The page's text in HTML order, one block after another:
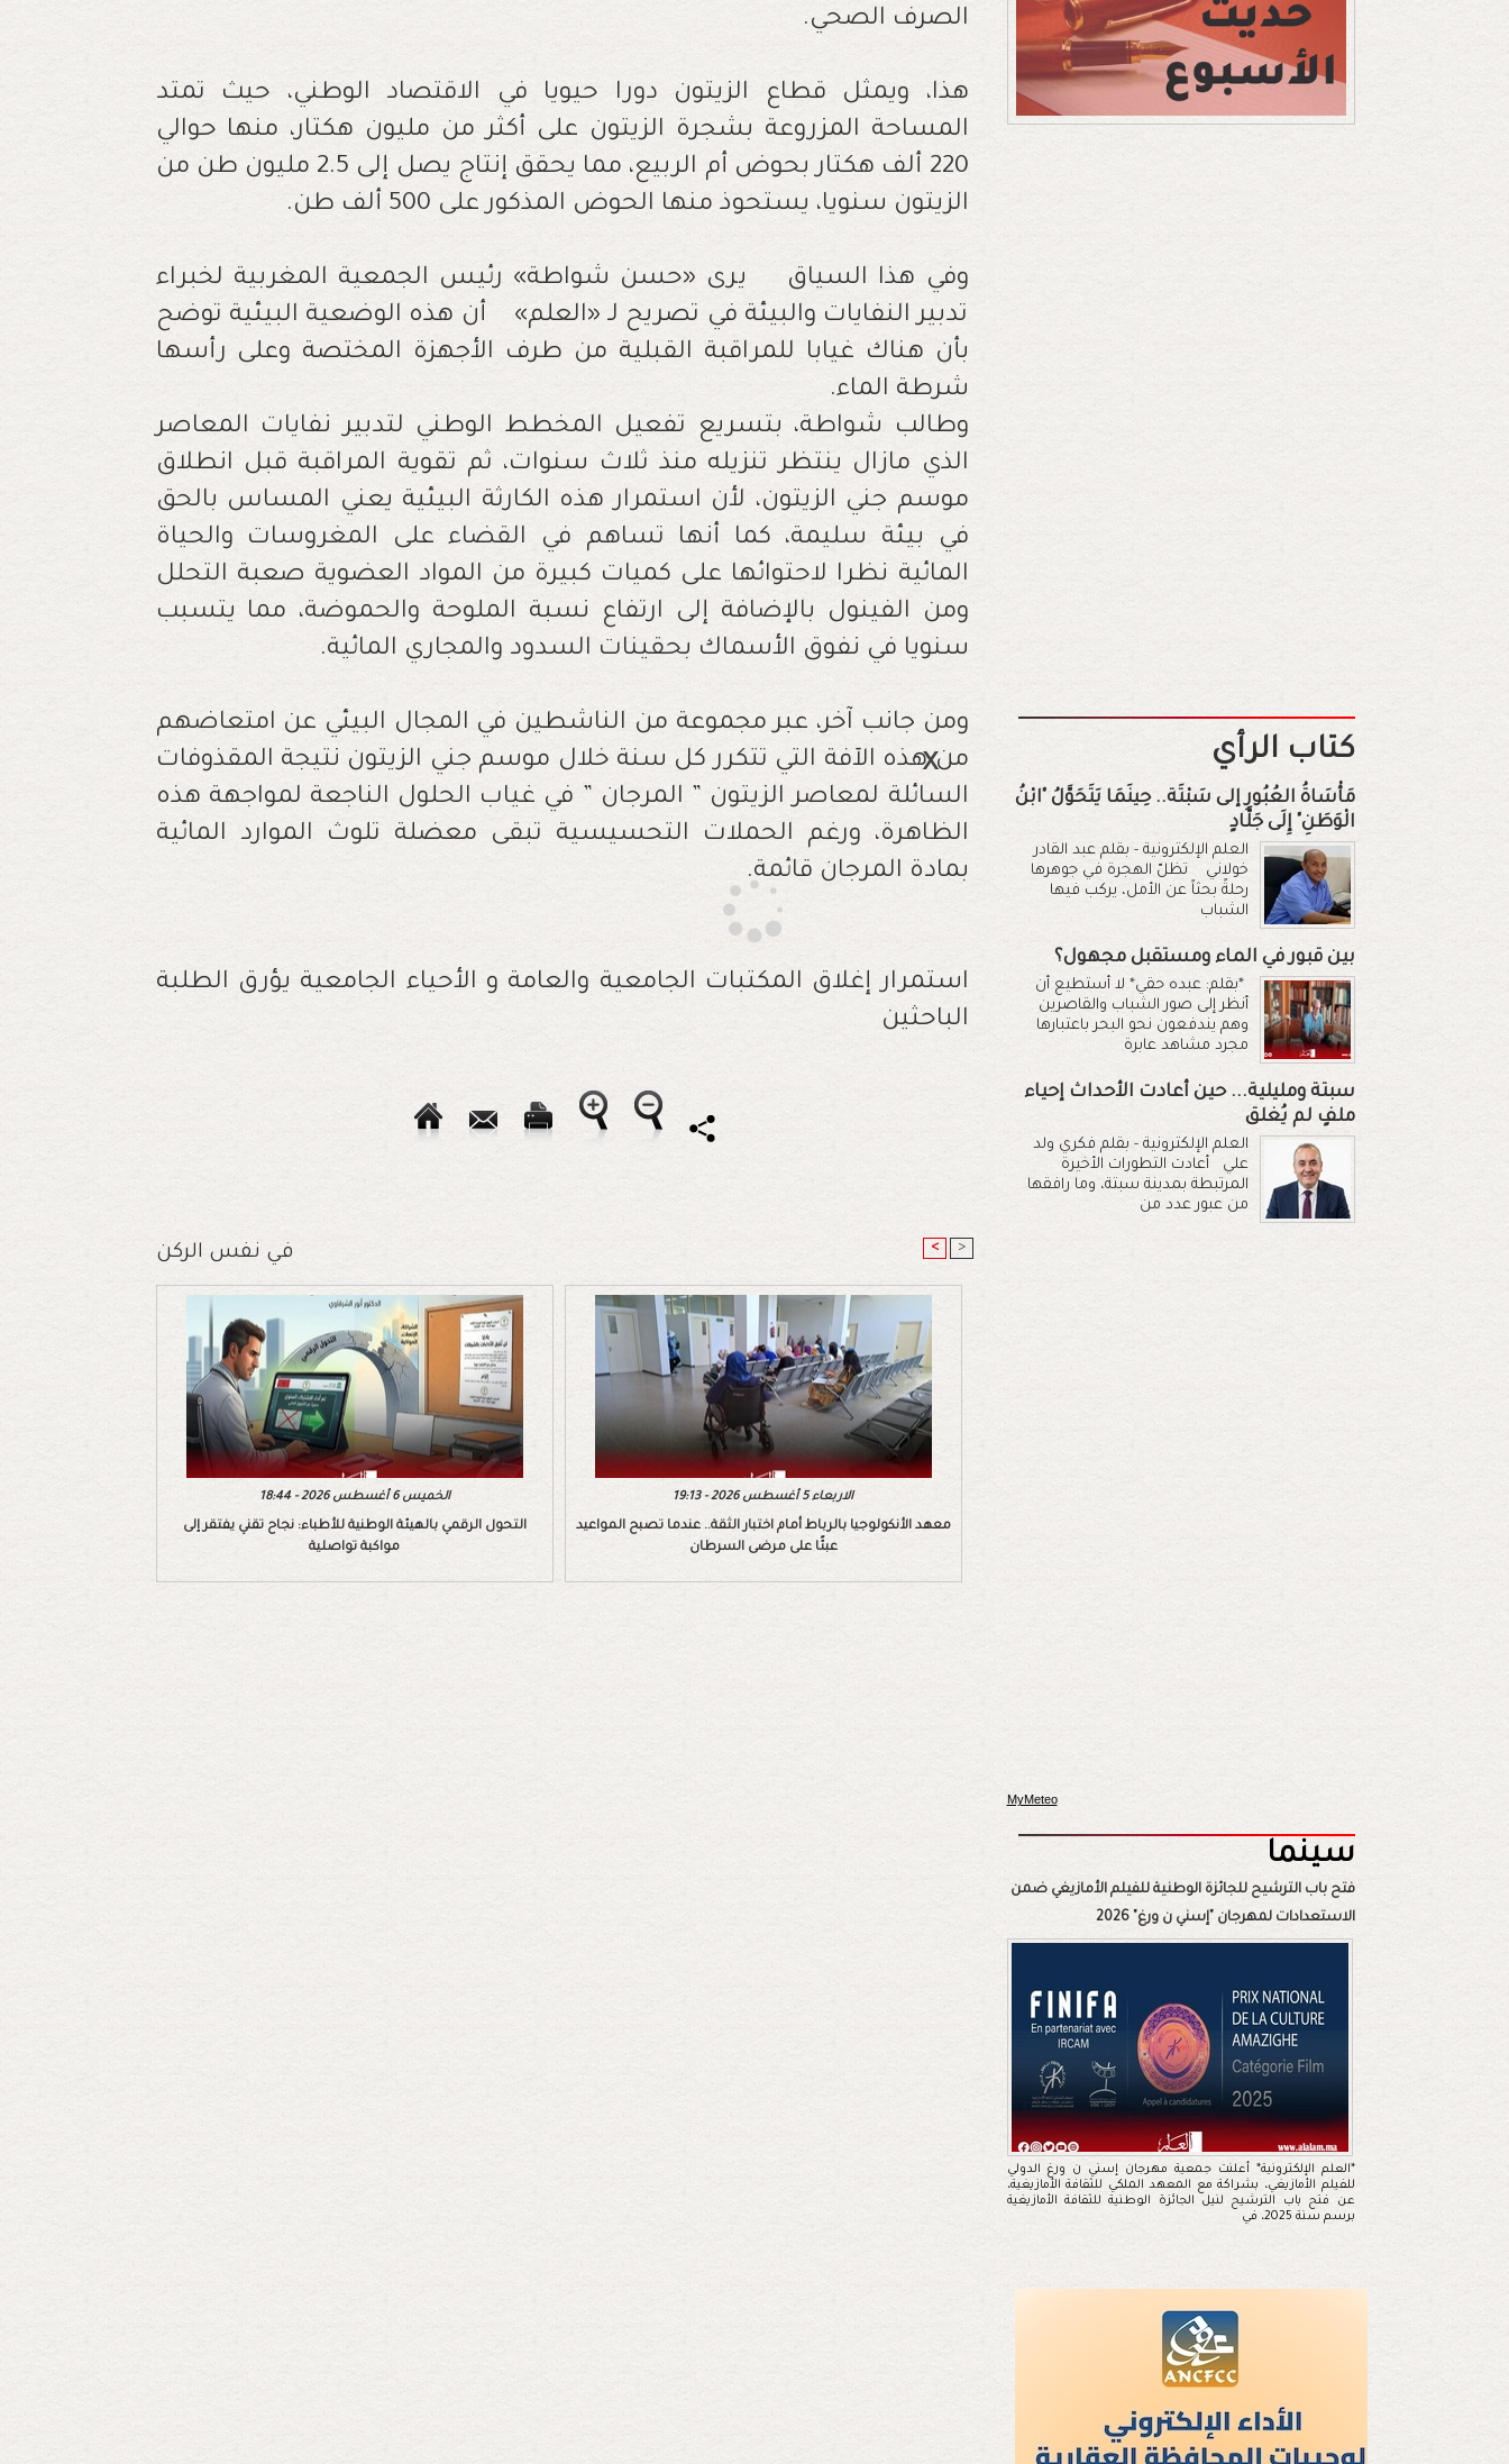
الصرف الصحي.
هذا، ويمثل قطاع الزيتون دورا حيويا في الاقتصاد الوطني، حيث تمتد
المساحة المزروعة بشجرة الزيتون على أكثر من مليون هكتار، منها حوالي
220 ألف هكتار بحوض أم الربيع، مما يحقق إنتاج يصل إلى 2.5 مليون طن من
الزيتون سنويا، يستحوذ منها الحوض المذكور على 500 ألف طن
.
وفي هذا السياق يرى «حسن شواطة» رئيس الجمعية المغربية لخبراء
تدبير النفايات والبيئة في تصريح لـ «العلم» أن هذه الوضعية البيئية توضح
بأن هناك غيابا للمراقبة القبلية من طرف الأجهزة المختصة وعلى رأسها
شرطة الماء.
وطالب شواطة، بتسريع تفعيل المخطط الوطني لتدبير نفايات المعاصر
الذي مازال ينتظر تنزيله منذ ثلاث سنوات، ثم تقوية المراقبة قبل انطلاق
موسم جني الزيتون، لأن استمرار هذه الكارثة البيئية يعني المساس بالحق
في بيئة سليمة، كما أنها تساهم في القضاء على المغروسات والحياة
المائية نظرا لاحتوائها على كميات كبيرة من المواد العضوية صعبة التحلل
ومن الفينول بالإضافة إلى ارتفاع نسبة الملوحة والحموضة، مما يتسبب
سنويا في نفوق الأسماك بحقينات السدود والمجاري المائية.
ومن جانب آخر، عبر مجموعة من الناشطين في المجال البيئي عن امتعاضهم
من هذه الآفة التي تتكرر كل سنة خلال موسم جني الزيتون نتيجة المقذوفات
السائلة لمعاصر الزيتون ” المرجان ” في غياب الحلول الناجعة لمواجهة هذه
الظاهرة، ورغم الحملات التحسيسية تبقى معضلة تلوث الموارد المائية
بمادة المرجان قائمة.
استمرار إغلاق المكتبات الجامعية والعامة و الأحياء الجامعية يؤرق الطلبة
الباحثين
في نفس الركن < >
الخميس 6 أغسطس 2026 - 18:44
التحول الرقمي بالهيئة الوطنية للأطباء: نجاح تقني يفتقر إلى
مواكبة تواصلية
الاربعاء 5 أغسطس 2026 - 19:13
معهد الأنكولوجيا بالرباط أمام اختبار الثقة.. عندما تصبح المواعيد
عبئًا على مرضى السرطان
كتاب الرأي
مَأْسَاةُ العُبُورِ إلى سَبْتَة.. حِينَمَا يَتَحَوَّلُ "ابْنُ
الْوَطَنِ" إِلَى جَلَّادٍ
العلم الإلكترونية - بقلم عبد القادر
خولاني تظلّ الهجرة في جوهرها
رحلةً بحثاً عن الأمل، يركب فيها
الشباب
بين قبور في الماء ومستقبل مجهول؟
*بقلم: عبده حقي* لا أستطيع أن
أنظر إلى صور الشباب والقاصرين
وهم يندفعون نحو البحر باعتبارها
مجرد مشاهد عابرة
سبتة ومليلية... حين أعادت الأحداث إحياء
ملفٍ لم يُغلق
العلم الإلكترونية - بقلم فكري ولد
علي أعادت التطورات الأخيرة
المرتبطة بمدينة سبتة، وما رافقها
من عبور عدد من
MyMeteo
سينما
فتح باب الترشيح للجائزة الوطنية للفيلم الأمازيغي ضمن
الاستعدادات لمهرجان "إسني ن ورغ" 2026
*العلم الإلكترونية* أعلنت جمعية مهرجان إسني ن ورغ الدولي
للفيلم الأمازيغي، بشراكة مع المعهد الملكي للثقافة الأمازيغية،
عن فتح باب الترشيح لنيل الجائزة الوطنية للثقافة الأمازيغية
برسم سنة 2025، في